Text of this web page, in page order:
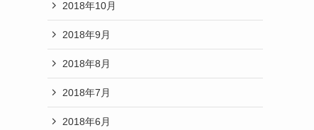
2018年10月
2018年9月
2018年8月
2018年7月
2018年6月